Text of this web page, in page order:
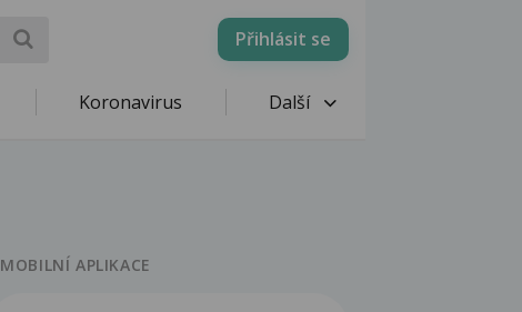
Přihlásit se
Koronavirus Další
MOBILNÍ APLIKACE